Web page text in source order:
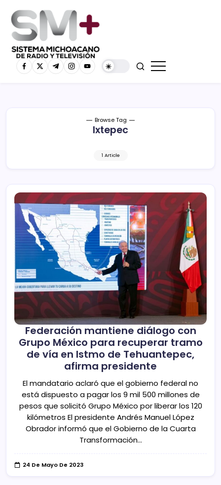
Browse Tag
Ixtepec
1 Article
Federación mantiene diálogo con
Grupo México para recuperar tramo
de vía en Istmo de Tehuantepec,
afirma presidente
El mandatario aclaró que el gobierno federal no
está dispuesto a pagar los 9 mil 500 millones de
pesos que solicitó Grupo México por liberar los 120
kilómetros El presidente Andrés Manuel López
Obrador informó que el Gobierno de la Cuarta
Transformación…
24 De Mayo De 2023